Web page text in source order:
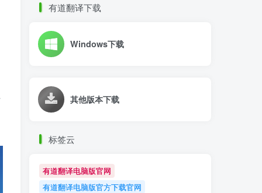
有道翻译下载
Windows下载
其他版本下载
标签云
有道翻译电脑版官网
有道翻译电脑版官方下载官网